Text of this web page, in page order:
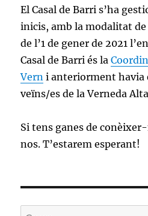
El Casal de Barri s’ha
inicis, amb la modalitat de
de l’1 de gener de 2021
Casal de Barri és la
Vern i anteriorment havia
veïns/es de la Verneda
Si tens ganes de
nos. T’estarem esperant!